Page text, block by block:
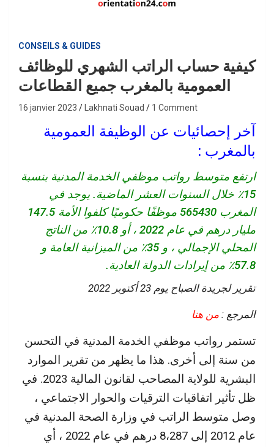
CONSEILS & GUIDES
كيفية حساب الراتب الشهري للوظائف
العمومية بالمغرب جميع القطاعات
16 janvier 2023 Lakhnati Souad 1 Comment
آخر إحصائيات عن الوظيفة العمومية
بالمغرب :
ارتفع متوسط ​​رواتب موظفي الخدمة المدنية بنسبة
15٪ خلال السنوات العشر الماضية. يوجد في
المغرب 565430 موظفًا حكوميًا كلفوا الأمة 147.5
مليار درهم في عام 2022 ، أو 10.8٪ من الناتج
المحلي الإجمالي ، و 35٪ من الميزانية العامة و
57.8٪ من إيرادات الدولة العادية.
تقرير لجريدة الصباح يوم 23 أكتوبر 2022
المرجع : من هنا
تستمر رواتب موظفي الخدمة المدنية في التحسن
من سنة إلى أخرى. هذا ما يظهر من تقرير الموارد
البشرية للولاية المصاحب لقانون المالية 2023. في
ظل تأثير اتفاقيات الترقيات والحوار الاجتماعي ،
وصل متوسط ​​الراتب في وزارة الصحة المدنية في
عام 2012 إلى 8،287 درهم في عام 2022 ، أي